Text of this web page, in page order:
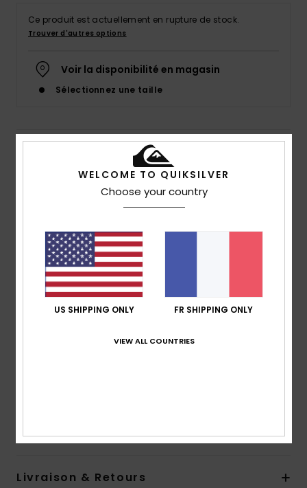
Ce produit est actuellement en rupture de stock.
Trouver d'autres options
Voir la disponibilité en magasin
Sélectionnez une taille
Details & caractéristiques
Lycra manches courtes UPF 50 Rose Homme
Code couleur
Caractéristiques
Coupe :coupe ajustée
Matière :matière résistante à l'eau salée et
fabriquée à partir de fils recyclés
Livraison & Retours
WELCOME TO QUIKSILVER
Choose your country
US SHIPPING ONLY FR SHIPPING ONLY
VIEW ALL COUNTRIES